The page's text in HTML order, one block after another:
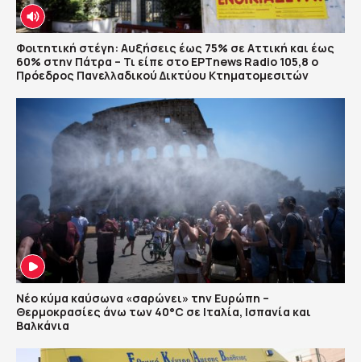
Φοιτητική στέγη: Αυξήσεις έως 75% σε Αττική και έως
60% στην Πάτρα – Τι είπε στο ΕΡΤnews Radio 105,8 ο
Πρόεδρος Πανελλαδικού Δικτύου Κτηματομεσιτών
Νέο κύμα καύσωνα «σαρώνει» την Ευρώπη –
Θερμοκρασίες άνω των 40°C σε Ιταλία, Ισπανία και
Βαλκάνια